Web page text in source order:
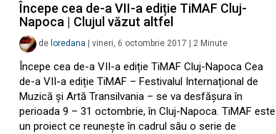
Începe cea de-a VII-a ediție TiMAF Cluj-
Napoca | Clujul văzut altfel
de loredana vineri, 6 octombrie 2017 2 Minute
Începe cea de-a VII-a ediție TiMAF Cluj-Napoca Cea
de-a VII-a ediție TiMAF – Festivalul Internațional de
Muzică și Artă Transilvania – se va desfășura în
perioada 9 – 31 octombrie, în Cluj-Napoca. TiMAF este
un proiect ce reunește în cadrul său o serie de